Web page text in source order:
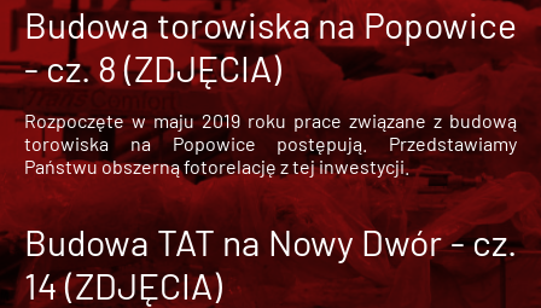
Budowa torowiska na Popowice
- cz. 8 (ZDJĘCIA)
Rozpoczęte w maju 2019 roku prace związane z budową
torowiska na Popowice
postępują. Przedstawiamy
Państwu obszerną fotorelację z tej inwestycji.
Budowa TAT na Nowy Dwór - cz.
14 (ZDJĘCIA)